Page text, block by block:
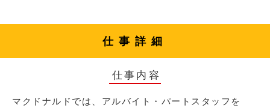
仕事詳細
仕事内容
マクドナルドでは、アルバイト・パートスタッフを